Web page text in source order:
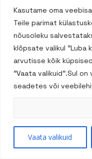
Kasutame oma
Teile parimat
nõusoleku
klõpsate valikul "Luba
arvutisse kõik
"Vaata valikuid".Sul on
seadetes või
Vaata valikuid
bolognese
raguu tomati
pastakaste 200g